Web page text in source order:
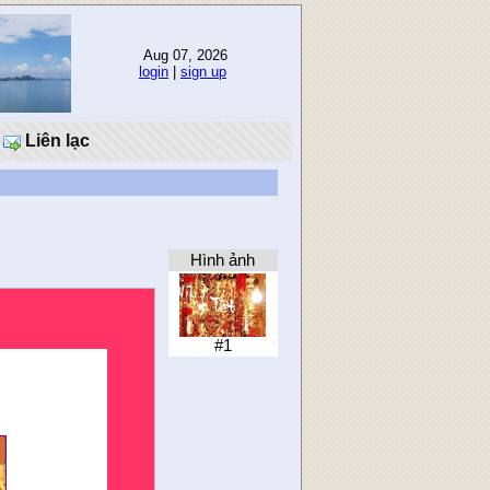
Aug 07, 2026
login
sign up
Liên lạc
Hình ảnh
#1